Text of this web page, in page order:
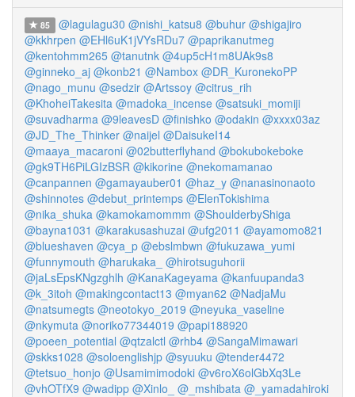
85 @lagulagu30 @nishi_katsu8 @buhur @shigajiro
@kkhrpen @EHl6uK1jVYsRDu7 @paprikanutmeg
@kentohmm265 @tanutnk @4up5cH1m8UAk9s8
@ginneko_aj @konb21 @Nambox @DR_KuronekoPP
@nago_munu @sedzir @Artssoy @citrus_rih
@KhoheiTakesita @madoka_incense @satsuki_momiji
@suvadharma @9leavesD @finishko @odakin @xxxx03az
@JD_The_Thinker @naijel @DaisukeI14
@maaya_macaroni @02butterflyhand @bokubokeboke
@gk9TH6PiLGIzBSR @kikorine @nekomamanao
@canpannen @gamayauber01 @haz_y @nanasinonaoto
@shinnotes @debut_printemps @ElenTokishima
@nika_shuka @kamokamommm @ShoulderbyShiga
@bayna1031 @karakusashuzai @ufg2011 @ayamomo821
@blueshaven @cya_p @ebslmbwn @fukuzawa_yumi
@funnymouth @harukaka_ @hirotsuguhorii
@jaLsEpsKNgzghlh @KanaKageyama @kanfuupanda3
@k_3itoh @makingcontact13 @myan62 @NadjaMu
@natsumegts @neotokyo_2019 @neyuka_vaseline
@nkymuta @noriko77344019 @papi188920
@poeen_potential @qtzalctl @rhb4 @SangaMimawari
@skks1028 @soloenglishjp @syuuku @tender4472
@tetsuo_honjo @Usamimimodoki @v6roX6olGbXq3Le
@vhOTfX9 @wadipp @Xinlo_ @_mshibata @_yamadahiroki